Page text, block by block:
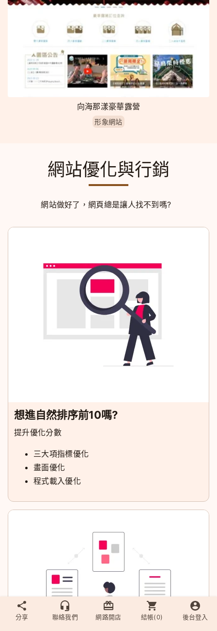
向海那漾豪華露營
形象網站
網站優化與行銷
網站做好了，網頁總是讓人找不到嗎?
想進自然排序前10嗎?
提升優化分數
三大項指標優化
畫面優化
程式載入優化
分享 聯絡我們 網路開店 結帳(0) 後台登入